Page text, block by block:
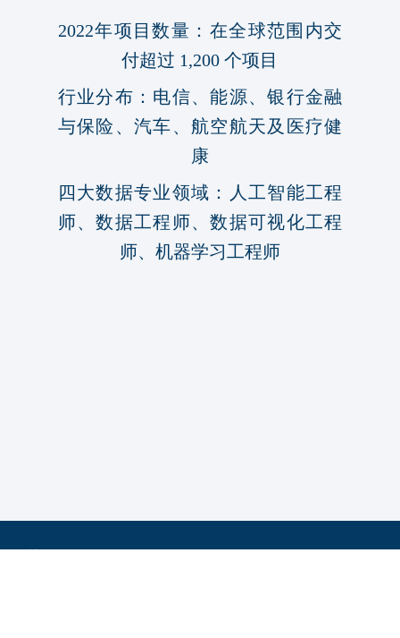
2022年项目数量：在全球范围内交
付超过 1,200 个项目
行业分布：电信、能源、银行金融
与保险、汽车、航空航天及医疗健
康
四大数据专业领域：人工智能工程
师、数据工程师、数据可视化工程
师、机器学习工程师